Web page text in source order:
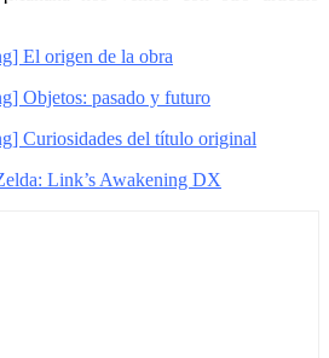
El origen de la obra
Objetos: pasado y futuro
Curiosidades del título original
Link’s Awakening DX